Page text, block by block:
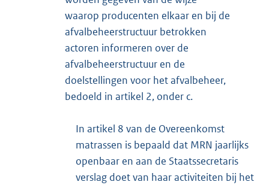
waarop producenten elkaar en bij de
afvalbeheerstructuur betrokken
actoren informeren over de
afvalbeheerstructuur en de
doelstellingen voor het afvalbeheer,
bedoeld in artikel 2, onder c.
In artikel 8 van de Overeenkomst
matrassen is bepaald dat MRN jaarlijks
openbaar en aan de Staatssecretaris
verslag doet van haar activiteiten bij het